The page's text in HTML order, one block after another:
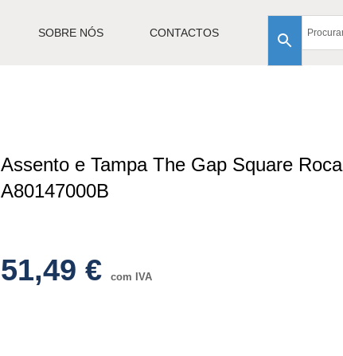
SOBRE NÓS CONTACTOS
Assento e Tampa The Gap Square Roca
A80147000B
51,49 € com IVA